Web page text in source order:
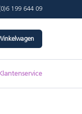
199 644 09
Klantenservice